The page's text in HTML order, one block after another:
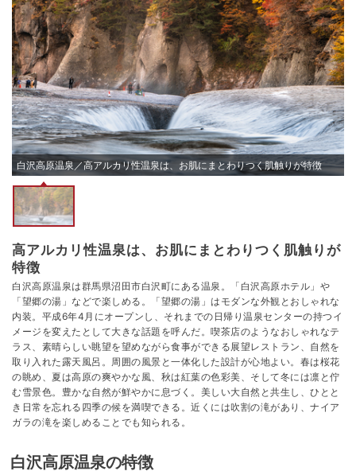
白沢高原温泉／高アルカリ性温泉は、お肌にまとわりつく肌触りが特徴
高アルカリ性温泉は、お肌にまとわりつく肌触りが
特徴
白沢高原温泉は群馬県沼田市白沢町にある温泉。「白沢高原ホテル」や
「望郷の湯」などで楽しめる。「望郷の湯」はモダンな外観とおしゃれな
内装。平成6年4月にオープンし、それまでの日帰り温泉センターの持つイ
メージを変えたとして大きな話題を呼んだ。喫茶店のようなおしゃれなテ
ラス、素晴らしい眺望を望めながら食事ができる展望レストラン、自然を
取り入れた露天風呂。周囲の風景と一体化した設計が心地よい。春は桜花
の眺め、夏は高原の爽やかな風、秋は紅葉の色彩美、そして冬には凛と佇
む雪景色。豊かな自然が鮮やかに息づく。美しい大自然と共生し、ひとと
き日常を忘れる四季の候を満喫できる。近くには吹割の滝があり、ナイア
ガラの滝を楽しめることでも知られる。
白沢高原温泉の特徴